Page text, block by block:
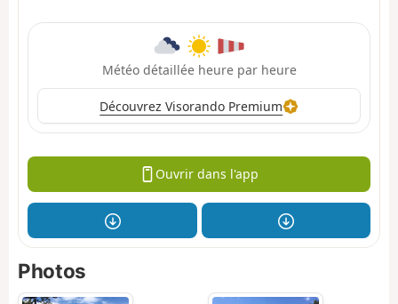
Météo détaillée heure par heure
Découvrez Visorando Premium
Ouvrir dans l'app
Photos